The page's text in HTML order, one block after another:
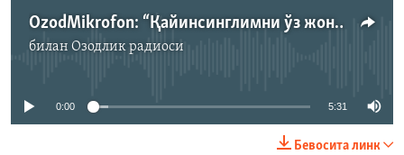
OzodMikrofon: “Қайинсинглимни ўз жонига қасд қилиш даражасига етказган шахс жазодан қутулиб қолмоқда”
билан Озодлик радиоси
Айни дамда медиа-манба мавжуд эмас
0:00 5:31
Бевосита линк